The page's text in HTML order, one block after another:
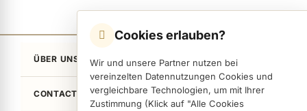
Cookies erlauben?
Wir und unsere Partner nutzen bei
vereinzelten Datennutzungen Cookies und
vergleichbare Technologien, um mit Ihrer
Zustimmung (Klick auf "Alle Cookies
ÜBER UNS
CONTACT